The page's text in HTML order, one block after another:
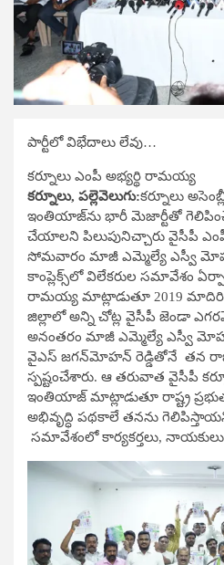
పార్టీలో విభేదాలు లేవు…
కర్నూలు ఎంపీ అభ్యర్థి రామయ్య
కర్నూలు, పల్లెవెలుగు:కర్నూలు
ఇంతియాజ్​ను భారీ మెజార్టీతో
చేయాలని పిలుపునిచ్చారు వైసీపీ
సోమవారం మాజీ ఎమ్మెల్యే ఎస్వీ మోహన్​
కాంప్లెక్స్​లో విలేకరుల సమావేశం
రామయ్య మాట్లాడుతూ 2019
జిల్లాలో అన్ని చోట్ల వైసీపీ జెండా
అనంతరం మాజీ ఎమ్మెల్యే ఎస్వీ
వైఎస్​ జగన్​మోహన్​ రెడ్డితోనే తన
స్పష్టంచేశారు. ఆ తరువాత వైసీపీ
ఇంతియాజ్​ మాట్లాడుతూ రాష్ట్ర
అభివృద్ధి పథకాలే తనను
సమావేశంలో కార్యకర్తలు, నాయకులు